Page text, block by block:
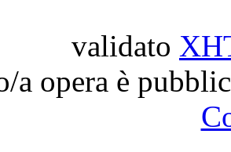
validato
a opera è